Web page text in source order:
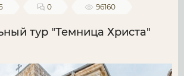
0 96160
тур "Темница Христа"